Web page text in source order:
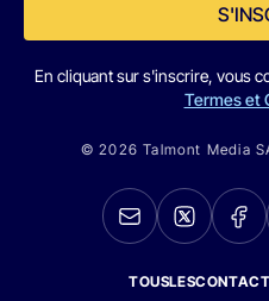
En cliquant sur s'inscrire, vous
Termes et
© 2026 Talmont Media